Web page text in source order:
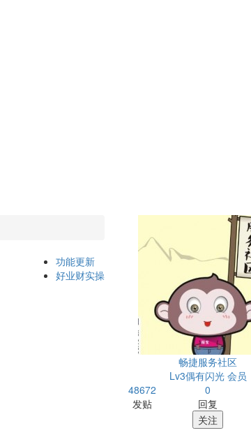
功能更新
好业财实操
畅捷服务社区
Lv3偶有闪光 会员
48672
发贴
0
回复
关注